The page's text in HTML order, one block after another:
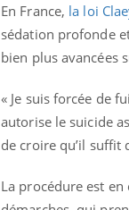
En France, la loi
sédation profonde
bien plus avancées
« Je suis forcée de
autorise le suicide
de croire qu’il suffit
La procédure est